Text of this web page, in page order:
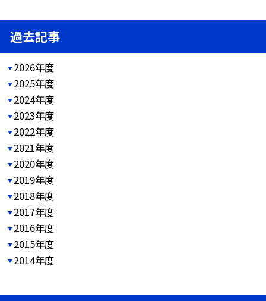
過去記事
2026年度
2025年度
2024年度
2023年度
2022年度
2021年度
2020年度
2019年度
2018年度
2017年度
2016年度
2015年度
2014年度